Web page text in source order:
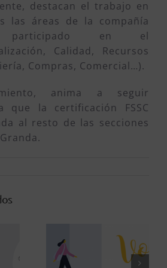
destacan el trabajo en
las áreas de la compañía
en el
Calidad, Recursos
Compras, Comercial…).
anima a seguir
que la certificación FSSC
al resto de las secciones